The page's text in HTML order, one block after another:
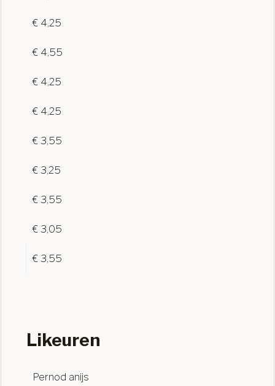
€ 4,25
€ 4,55
€ 4,25
€ 4,25
€ 3,55
€ 3,25
€ 3,55
€ 3,05
€ 3,55
Likeuren
Pernod anijs